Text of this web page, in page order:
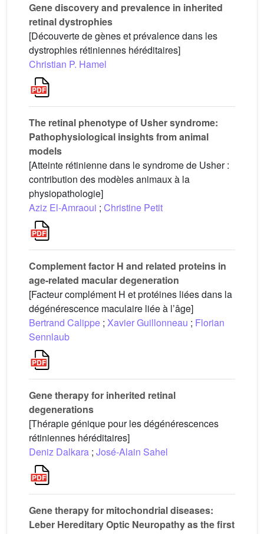
Gene discovery and prevalence in inherited
retinal dystrophies
[Découverte de gènes et prévalence dans les
dystrophies rétiniennes héréditaires]
Christian P. Hamel
The retinal phenotype of Usher syndrome:
Pathophysiological insights from animal
models
[Atteinte rétinienne dans le syndrome de Usher :
contribution des modèles animaux à la
physiopathologie]
Aziz El-Amraoui ; Christine Petit
Complement factor H and related proteins in
age-related macular degeneration
[Facteur complément H et protéines liées dans la
dégénérescence maculaire liée à l’âge]
Bertrand Calippe ; Xavier Guillonneau ; Florian
Sennlaub
Gene therapy for inherited retinal
degenerations
[Thérapie génique pour les dégénérescences
rétiniennes héréditaires]
Deniz Dalkara ; José-Alain Sahel
Gene therapy for mitochondrial diseases:
Leber Hereditary Optic Neuropathy as the first